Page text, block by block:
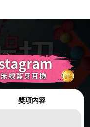
獎項內容